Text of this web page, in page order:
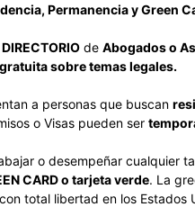
Permanencia y Green
DIRECTORIOde Abogados o
sobre temas legales.
a personas que buscan
o Visas pueden ser
o desempeñar cualquier
CARD o tarjeta verde. La
total libertad en los Estados